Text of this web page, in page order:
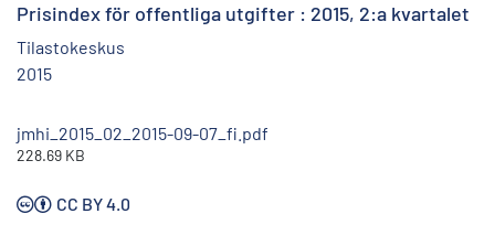
Prisindex för offentliga utgifter : 2015, 2:a kvartalet
Tilastokeskus
2015
jmhi_2015_02_2015-09-07_fi.pdf
228.69 KB
CC BY 4.0